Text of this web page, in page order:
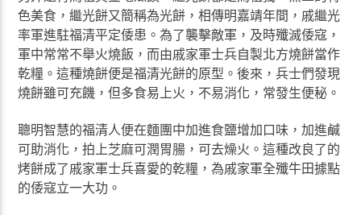
色美食，繼光餅又簡稱為光餅，相傳明嘉靖年間，戚繼光
率軍進駐福清平定倭患。為了襲擊敵軍，及時殲滅倭寇，
軍中常常不舉火燒飯，而由戚家軍士兵自製北方燒餅當作
乾糧。這種燒餅便是福清光餅的原型。後來，兵士們發現
燒餅雖可充饑，但多食易上火，不易消化，常發生便秘。
聰明智慧的福清人便在麵團中加進食鹽增加口味，加進鹹
可助消化，拍上芝麻可潤胃腸，可去燥火。這種改良了的
烤餅成了戚家軍士兵喜愛的乾糧，為戚家軍全殲牛田據點
的倭寇立一大功。